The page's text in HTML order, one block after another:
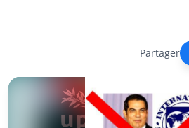
Partager